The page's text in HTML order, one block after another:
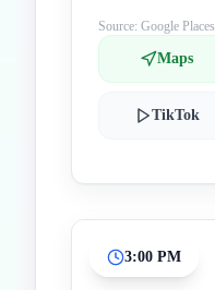
Source: Google Places
Maps
TikTok
3:00 PM